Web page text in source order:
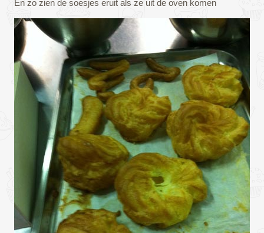
En zo zien de soesjes eruit als ze uit de oven komen